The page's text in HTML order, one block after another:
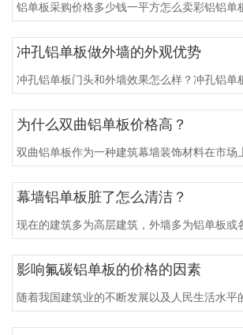
铝单板采购价格多少钱一平方怎么卖彩铝铝单
冲孔铝单板做外墙的外观优势
冲孔铝单板门头和外墙效果怎么样？冲孔铝单
为什么双曲铝单板价格高？
双曲铝单板作为一种建筑幕墙装饰材料在市场
幕墙铝单板脏了怎么清洁？
现在的建筑多为高层建筑，外墙多为铝单板或
影响氟碳铝单板的价格的因素
随着我国建筑业的不断发展以及人民生活水平